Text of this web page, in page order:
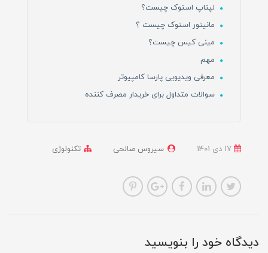
لپتاپ استوک چیست؟
مانیتور استوک چیست ؟
مینی کیس چیست؟
مهم
معرفی ویدیویی پارسا کامپیوتر
سوالات متداول برای خریدار مصرف کننده
سیروس صالحی تکنولوژی
دیدگاه خود را بنویسید